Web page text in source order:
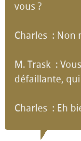
vous ?
Charles : Non
M. Trask :
défaillante, qui
Charles : Eh